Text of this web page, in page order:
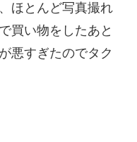
ほとんど写真撮れ
買い物をしたあと
悪すぎたのでタク